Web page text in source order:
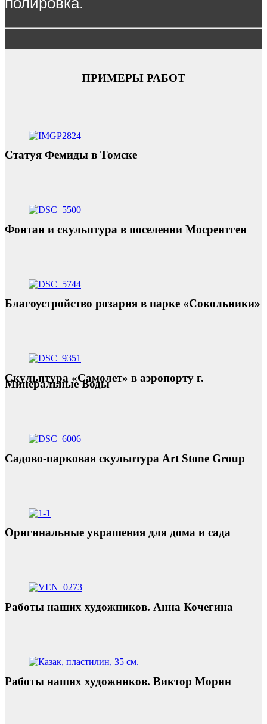
ПРИМЕРЫ РАБОТ
Статуя Фемиды в Томске
Фонтан и скульптура в поселении Мосрентген
Благоустройство розария в парке «Сокольники»
Скульптура «Самолет» в аэропорту г.
Минеральные Воды
Садово-парковая скульптура Art Stone Group
Оригинальные украшения для дома и сада
Работы наших художников. Анна Кочегина
Работы наших художников. Виктор Морин